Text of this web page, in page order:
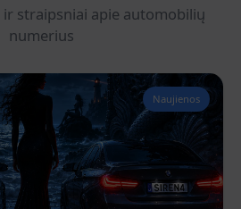
ir straipsniai apie automobilių
numerius
Naujienos